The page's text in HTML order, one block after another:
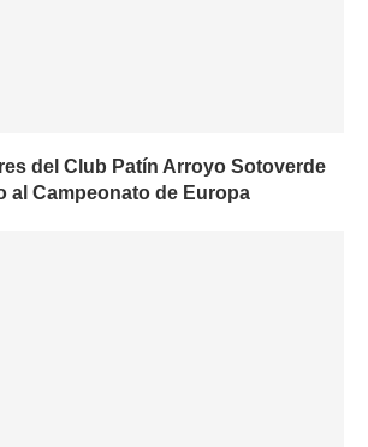
del Club Patín Arroyo Sotoverde
al Campeonato de Europa